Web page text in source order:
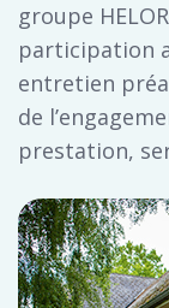
groupe
participation
entretien
de
prestation,